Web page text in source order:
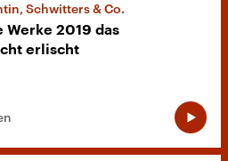
Schwitters & Co.
Werke 2019 das
erlischt